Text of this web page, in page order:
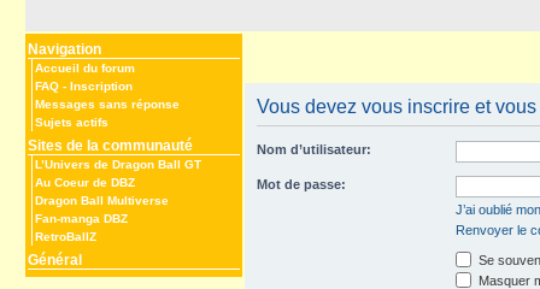
Navigation
Accueil du forum
FAQ - Inscription
Messages sans réponse
Sujets actifs
Sites de la communauté
L’Univers de Dragon Ball GT
Au Coeur de DBZ
Dragon Ball Multiverse
Fan-manga DBZ
RetroBallZ
Général
Vous devez vous inscrire et
Nom d’utilisateur:
Mot de passe:
J’ai oublié
Renvoyer le
Se
Masquer